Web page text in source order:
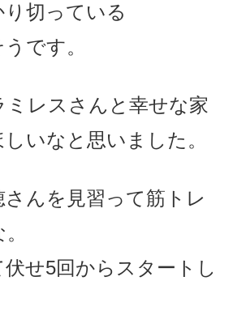
切っている
です。
ミレスさんと幸せな家
いなと思いました。
んを見習って筋トレ
せ5回から スタートし